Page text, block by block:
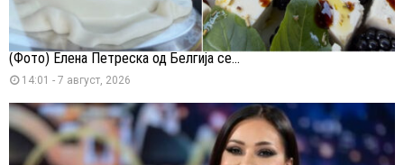
(Фото) Елена Петреска од Белгија се...
14:01 - 7 август, 2026